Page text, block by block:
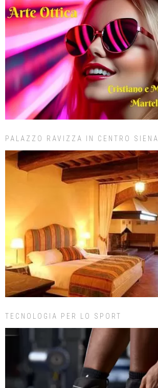
PALAZZO RAVIZZA IN CENTRO SIENA
TECNOLOGIA PER LO SPORT